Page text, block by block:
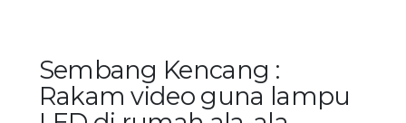
Sembang Kencang :
Rakam video guna lampu